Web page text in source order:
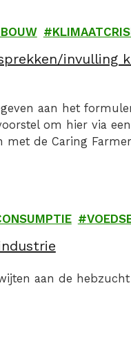
invulling
aan het
om hier via
met de Caring
Visserij,
aan de